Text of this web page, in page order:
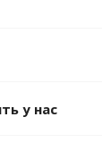
у нас